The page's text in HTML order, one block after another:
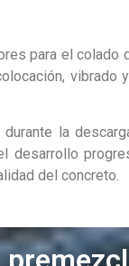
para el
vibrado
la
desarrollo
del concreto.